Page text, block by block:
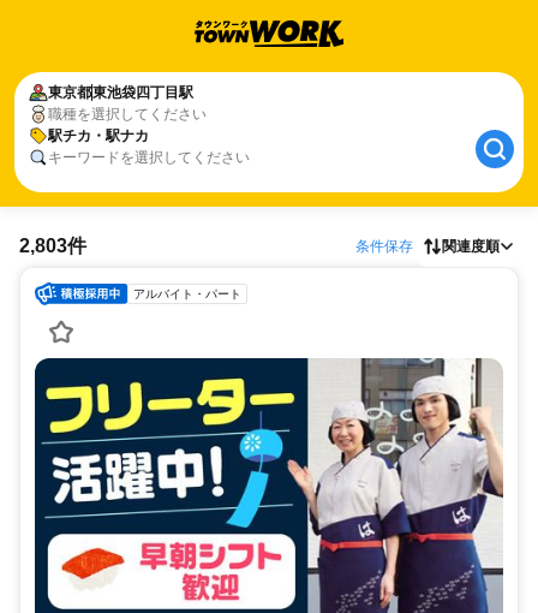
東京都東池袋四丁目駅
職種を選択してください
駅チカ・駅ナカ
キーワードを選択してください
2,803件 条件保存 関連度順
アルバイト・パート